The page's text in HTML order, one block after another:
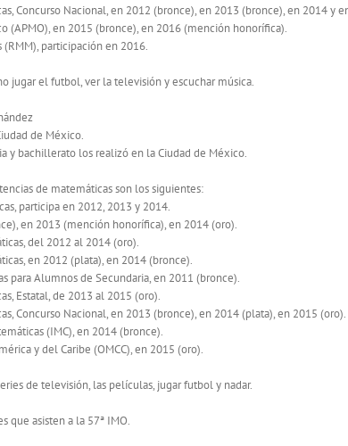
Concurso Nacional, en 2012 (bronce), en 2013 (bronce), en 2014 y
(APMO), en 2015 (bronce), en 2016 (mención honorífica).
participación en 2016.
jugar el futbol, ver la televisión y escuchar música.
de México.
y bachillerato los realizó en la Ciudad de México.
de matemáticas son los siguientes:
participa en 2012, 2013 y 2014.
en 2013 (mención honorífica), en 2014 (oro).
del 2012 al 2014 (oro).
en 2012 (plata), en 2014 (bronce).
para Alumnos de Secundaria, en 2011 (bronce).
Estatal, de 2013 al 2015 (oro).
Concurso Nacional, en 2013 (bronce), en 2014 (plata), en 2015 (oro).
(IMC), en 2014 (bronce).
y del Caribe (OMCC), en 2015 (oro).
de televisión, las películas, jugar futbol y nadar.
que asisten a la 57ª IMO.